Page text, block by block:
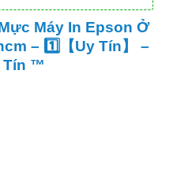
Máy In Epson Ở
– 1️⃣【Uy Tín】 –
Tín ™